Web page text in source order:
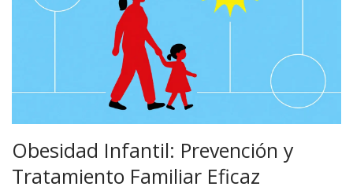
Obesidad Infantil: Prevención y
Tratamiento Familiar Eficaz